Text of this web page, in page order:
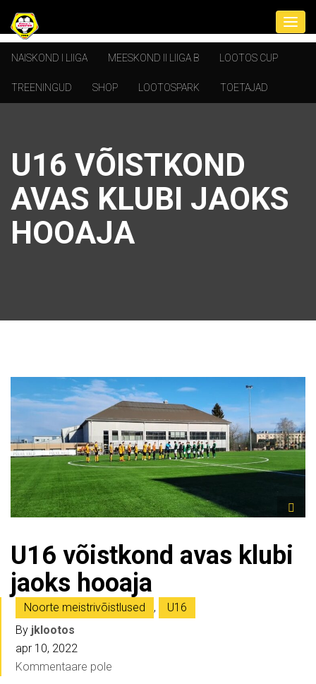
NAISKOND I LIIGA MEESKOND II LIIGA B LOOTOS CUP
TREENINGUD SHOP LOOTOSPARK TOETAJAD
U16 VÕISTKOND
AVAS KLUBI JAOKS
HOOAJA
U16 võistkond avas klubi
jaoks hooaja
Noorte meistrivõistlused ,
U16
By jklootos
apr 10, 2022
Kommentaare pole